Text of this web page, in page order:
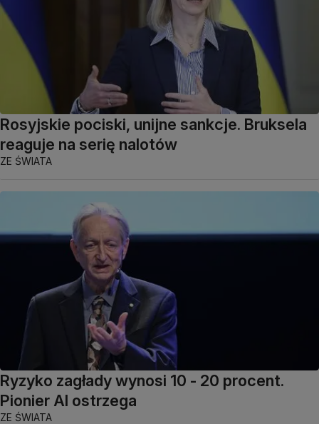
Rosyjskie pociski, unijne sankcje. Bruksela
reaguje na serię nalotów
ZE ŚWIATA
Ryzyko zagłady wynosi 10 - 20 procent.
Pionier AI ostrzega
ZE ŚWIATA